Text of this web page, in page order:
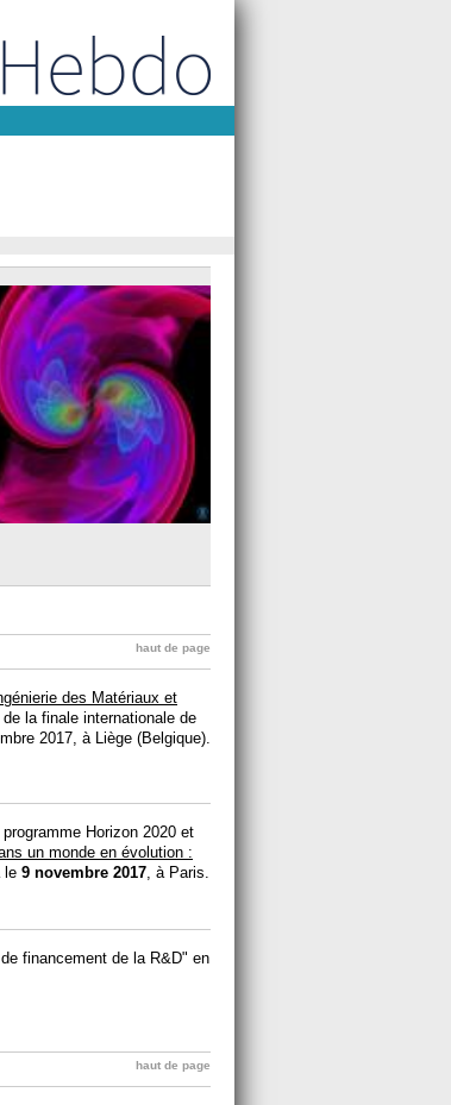
haut de page
des Matériaux et
la finale internationale de
2017, à Liège (Belgique).
Horizon 2020 et
un monde en évolution :
le 9 novembre 2017, à Paris.
financement de la R&D" en
haut de page